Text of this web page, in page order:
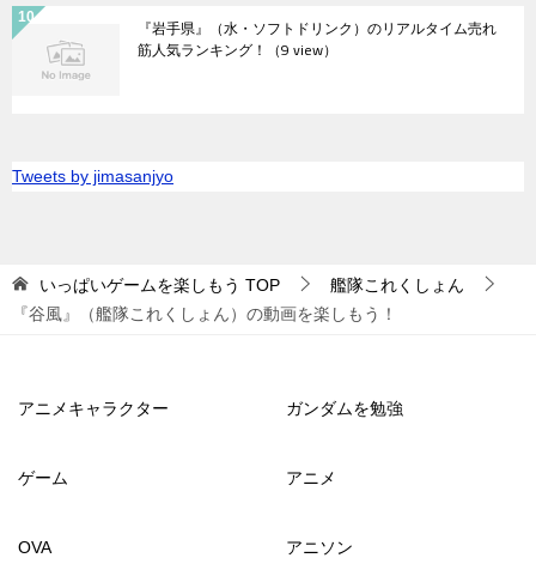
『岩手県』（水・ソフトドリンク）のリアルタイム売れ
筋人気ランキング！ （9 view）
Tweets by jimasanjyo
いっぱいゲームを楽しもう TOP
艦隊これくしょん
『谷風』（艦隊これくしょん）の動画を楽しもう！
アニメキャラクター ガンダムを勉強
ゲーム アニメ
OVA アニソン